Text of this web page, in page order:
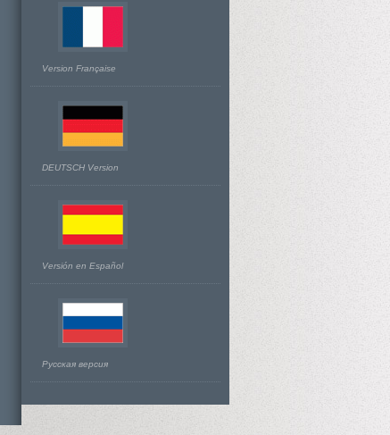
Version Française
DEUTSCH Version
Versión en Español
Русская версия